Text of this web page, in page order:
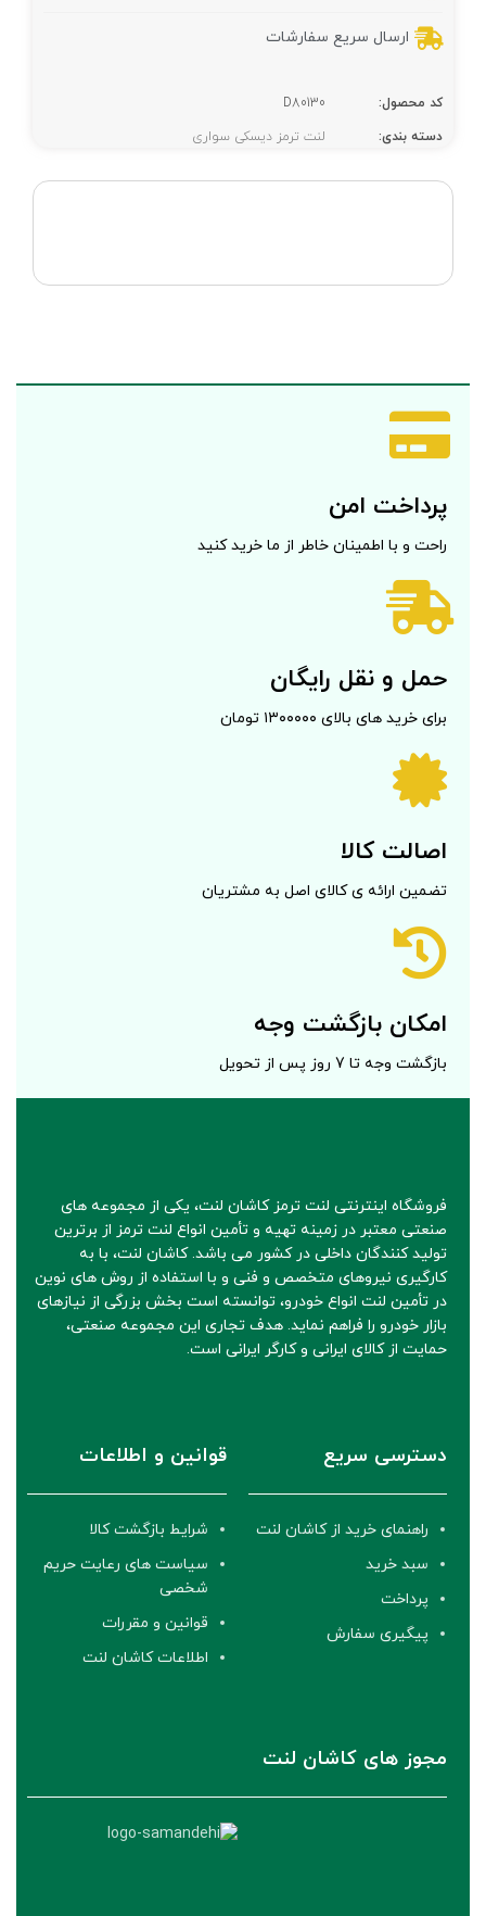
ارسال سریع سفارشات
کد محصول:
D80130
دسته بندی:
لنت ترمز دیسکی سواری
پرداخت امن
راحت و با اطمینان خاطر از ما خرید کنید
حمل و نقل رایگان
برای خرید های بالای ۱۳۰۰۰۰۰ تومان
اصالت کالا
تضمین ارائه ی کالای اصل به مشتریان
امکان بازگشت وجه
بازگشت وجه تا 7 روز پس از تحویل
فروشگاه اینترنتی لنت ترمز کاشان لنت، یکی از مجموعه های
صنعتی معتبر در زمینه تهیه و تأمین انواع لنت ترمز از برترین
تولید کنندگان داخلی در کشور می باشد. کاشان لنت، با به
کارگیری نیروهای متخصص و فنی و با استفاده از روش های نوین
در تأمین لنت انواع خودرو، توانسته است بخش بزرگی از نیازهای
بازار خودرو را فراهم نماید. هدف تجاری این مجموعه صنعتی،
حمایت از کالای ایرانی و کارگر ایرانی است.
دسترسی سریع
راهنمای خرید از کاشان لنت
سبد خرید
پرداخت
پیگیری سفارش
قوانین و اطلاعات
شرایط بازگشت کالا
سیاست های رعایت حریم
شخصی
قوانین و مقررات
اطلاعات کاشان لنت
مجوز های کاشان لنت